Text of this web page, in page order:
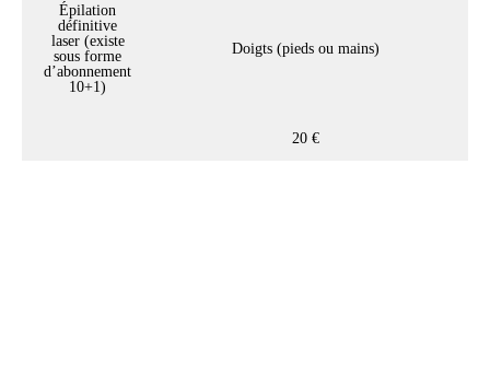
Épilation
définitive
laser (existe
sous forme
d’abonnement
10+1)
Doigts (pieds ou mains)
20 €